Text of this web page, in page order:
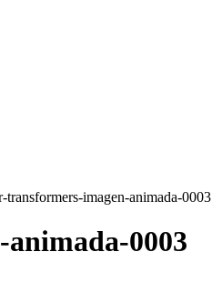
transformers-imagen-animada-0003
0003